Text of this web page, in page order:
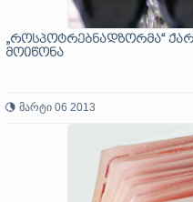
„როსპოტრებნადზორმა“
მოიწონა
მარტი 06 2013